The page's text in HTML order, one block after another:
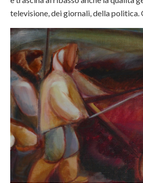
televisione, dei giornali, della politica.